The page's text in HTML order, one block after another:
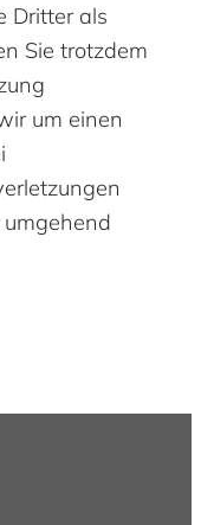
Dritter als
Sie trotzdem
um einen